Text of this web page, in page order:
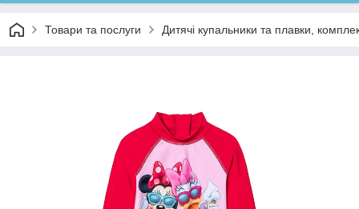
Товари та послуги Дитячі купальники та плавки,